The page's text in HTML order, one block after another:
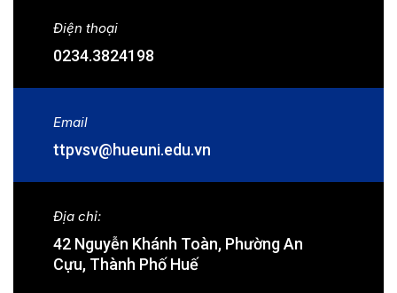
Điện thoại
0234.3824198
Email
ttpvsv@hueuni.edu.vn
Địa chỉ:
42 Nguyễn Khánh Toàn, Phường An
Cựu, Thành Phố Huế